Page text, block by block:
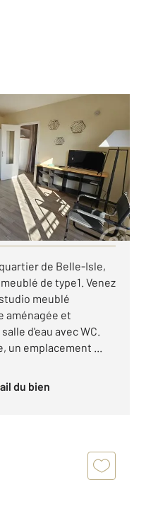
à louer
de Belle-Isle,
de type1. Venez
meublé
aménagée et
d'eau avec WC.
un emplacement ...
du bien